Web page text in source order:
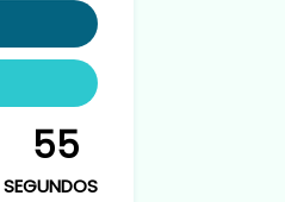
55
SEGUNDOS